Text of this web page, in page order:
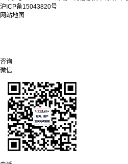
沪ICP备15043820号
网站地图
咨询
微信